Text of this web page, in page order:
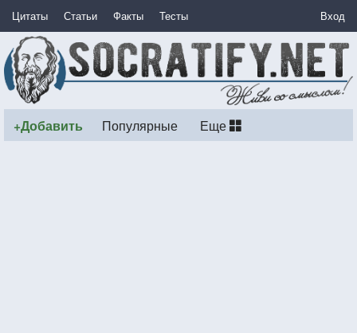
Цитаты Статьи Факты Тесты Вход
+Добавить Популярные Еще